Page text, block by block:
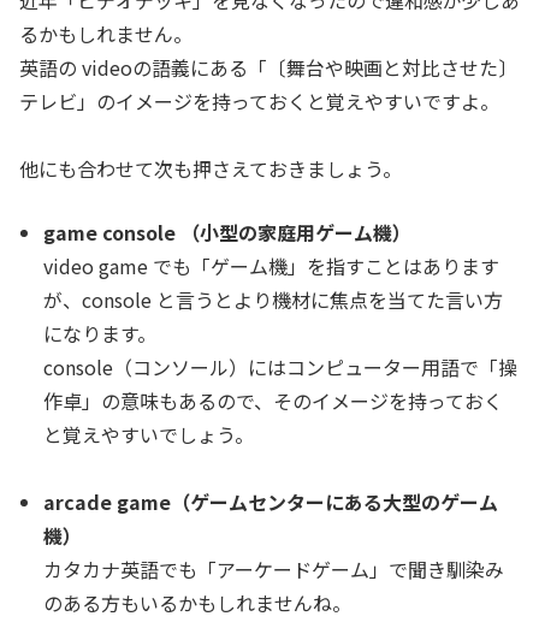
るかもしれません。
英語の videoの語義にある「〔舞台や映画と対比させた〕
テレビ」のイメージを持っておくと覚えやすいですよ。
他にも合わせて次も押さえておきましょう。
game console （小型の家庭用ゲーム機）
video game でも「ゲーム機」を指すことはあります
が、console と言うとより機材に焦点を当てた言い方
になります。
console（コンソール）にはコンピューター用語で「操
作卓」の意味もあるので、そのイメージを持っておく
と覚えやすいでしょう。
arcade game（ゲームセンターにある大型のゲーム
機）
カタカナ英語でも「アーケードゲーム」で聞き馴染み
のある方もいるかもしれませんね。